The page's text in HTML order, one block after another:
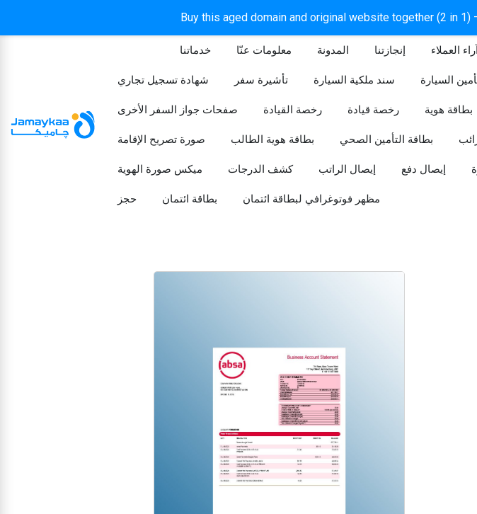
Buy this aged domain and original website together (2 in
خدماتنا معلومات عنّا المدونة إنجازتنا آراء العملاء
شهادة تسجيل تجاري تأشيرة سفر سند ملكية السيارة السيارة
صفحات جواز السفر الأخرى رخصة القيادة رخصة قيادة بطاقة هوية
صورة تصريح الإقامة بطاقة هوية الطالب بطاقة التأمين الصحي
ميكس صورة الهوية كشف الدرجات إيصال الراتب إيصال دفع
حجز بطاقة ائتمان مظهر فوتوغرافي لبطاقة ائتمان